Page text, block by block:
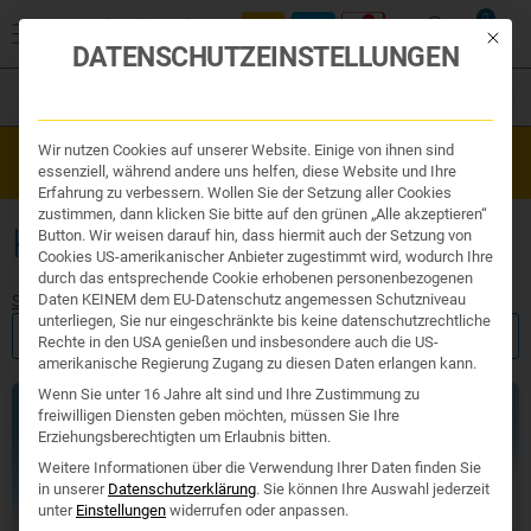
0
Organe & Organ Uhr
Traditionelle Medizin
Nahrungsergänzung
Kosmetik und Hygiene
Ihr Apotheker
Westend Online-Shop: Sicher, schnell und 24/7 für Sie da!
Gratisversand ab €50
KOSMETIK
Start/ Produkte verschlagwortet mit „Kosmetik“
FILTER ANZEIGEN
Mit
DATENSCHUTZEINSTELLUNGEN
Wir nutzen Cookies auf unserer Website. Einige von ihnen sind
essenziell, während andere uns helfen, diese Website und Ihre
Erfahrung zu verbessern. Wollen Sie der Setzung aller Cookies
zustimmen, dann klicken Sie bitte auf den grünen „Alle akzeptieren“
Button. Wir weisen darauf hin, dass hiermit auch der Setzung von
Cookies US-amerikanischer Anbieter zugestimmt wird, wodurch Ihre
durch das entsprechende Cookie erhobenen personenbezogenen
Daten KEINEM dem EU-Datenschutz angemessen Schutzniveau
unterliegen, Sie nur eingeschränkte bis keine datenschutzrechtliche
Rechte in den USA genießen und insbesondere auch die US-
amerikanische Regierung Zugang zu diesen Daten erlangen kann.
Wenn Sie unter 16 Jahre alt sind und Ihre Zustimmung zu
freiwilligen Diensten geben möchten, müssen Sie Ihre
Erziehungsberechtigten um Erlaubnis bitten.
Weitere Informationen über die Verwendung Ihrer Daten finden Sie
in unserer Datenschutzerklärung. Sie können Ihre Auswahl jederzeit
unter Einstellungen widerrufen oder anpassen.